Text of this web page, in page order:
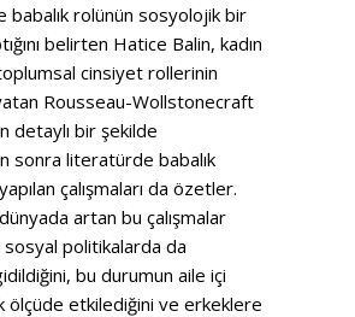
babalık rolünün sosyolojik bir
belirten Hatice Balin, kadın
cinsiyet rollerinin
Rousseau-Wollstonecraft
detaylı bir şekilde
sonra literatürde babalık
çalışmaları da özetler.
artan bu çalışmalar
politikalarda da
bu durumun aile içi
ölçüde etkilediğini ve erkeklere